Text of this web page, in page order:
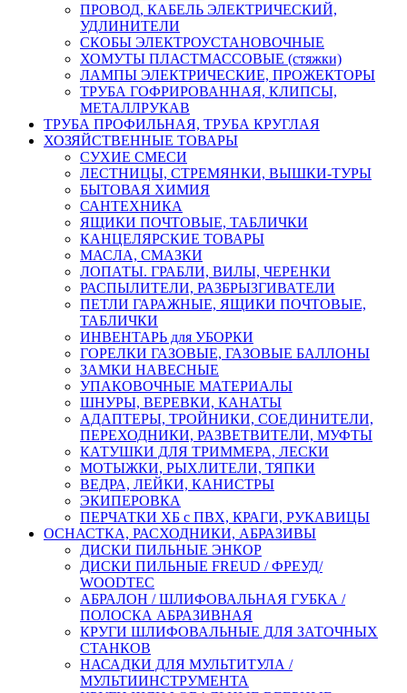
ПРОВОД, КАБЕЛЬ ЭЛЕКТРИЧЕСКИЙ,
УДЛИНИТЕЛИ
СКОБЫ ЭЛЕКТРОУСТАНОВОЧНЫЕ
ХОМУТЫ ПЛАСТМАССОВЫЕ (стяжки)
ЛАМПЫ ЭЛЕКТРИЧЕСКИЕ, ПРОЖЕКТОРЫ
ТРУБА ГОФРИРОВАННАЯ, КЛИПСЫ,
МЕТАЛЛРУКАВ
ТРУБА ПРОФИЛЬНАЯ, ТРУБА КРУГЛАЯ
ХОЗЯЙСТВЕННЫЕ ТОВАРЫ
СУХИЕ СМЕСИ
ЛЕСТНИЦЫ, СТРЕМЯНКИ, ВЫШКИ-ТУРЫ
БЫТОВАЯ ХИМИЯ
САНТЕХНИКА
ЯЩИКИ ПОЧТОВЫЕ, ТАБЛИЧКИ
КАНЦЕЛЯРСКИЕ ТОВАРЫ
МАСЛА, СМАЗКИ
ЛОПАТЫ. ГРАБЛИ, ВИЛЫ, ЧЕРЕНКИ
РАСПЫЛИТЕЛИ, РАЗБРЫЗГИВАТЕЛИ
ПЕТЛИ ГАРАЖНЫЕ, ЯЩИКИ ПОЧТОВЫЕ,
ТАБЛИЧКИ
ИНВЕНТАРЬ для УБОРКИ
ГОРЕЛКИ ГАЗОВЫЕ, ГАЗОВЫЕ БАЛЛОНЫ
ЗАМКИ НАВЕСНЫЕ
УПАКОВОЧНЫЕ МАТЕРИАЛЫ
ШНУРЫ, ВЕРЕВКИ, КАНАТЫ
АДАПТЕРЫ, ТРОЙНИКИ, СОЕДИНИТЕЛИ,
ПЕРЕХОДНИКИ, РАЗВЕТВИТЕЛИ, МУФТЫ
КАТУШКИ ДЛЯ ТРИММЕРА, ЛЕСКИ
МОТЫЖКИ, РЫХЛИТЕЛИ, ТЯПКИ
ВЕДРА, ЛЕЙКИ, КАНИСТРЫ
ЭКИПЕРОВКА
ПЕРЧАТКИ ХБ с ПВХ, КРАГИ, РУКАВИЦЫ
ОСНАСТКА, РАСХОДНИКИ, АБРАЗИВЫ
ДИСКИ ПИЛЬНЫЕ ЭНКОР
ДИСКИ ПИЛЬНЫЕ FREUD / ФРЕУД/
WOODTEC
АБРАЛОН / ШЛИФОВАЛЬНАЯ ГУБКА /
ПОЛОСКА АБРАЗИВНАЯ
КРУГИ ШЛИФОВАЛЬНЫЕ ДЛЯ ЗАТОЧНЫХ
СТАНКОВ
НАСАДКИ ДЛЯ МУЛЬТИТУЛА /
МУЛЬТИИНСТРУМЕНТА